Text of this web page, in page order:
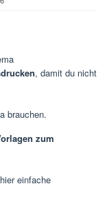
, damit du nicht
brauchen.
zum
einfache